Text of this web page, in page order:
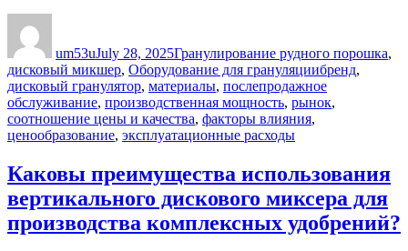
um53uJuly 28, 2025Гранулирование рудного порошка,
дисковый микшер, Оборудование для грануляцииTags
бренд,
дисковый гранулятор, материалы, послепродажное
обслуживание, производственная мощность, рынок,
соотношение цены и качества, факторы влияния,
ценообразование, эксплуатационные расходы
Каковы преимущества использования
вертикального дискового миксера для
производства комплексных удобрений?